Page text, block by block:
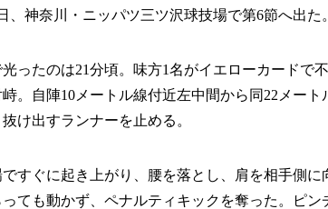
、神奈川・ニッパツ三ツ沢球技場で第6節へ出た。
ったのは21分頃。味方1名がイエローカードで
。自陣10メートル線付近左中間から同22メー
け出すランナーを止める。
すぐに起き上がり、腰を落とし、肩を相手側に
っても動かず、ペナルティキックを奪った。ピン